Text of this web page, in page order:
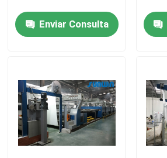
Aprestadora de la materia textil
Máquina del marco del bastidor
Enviar Consulta